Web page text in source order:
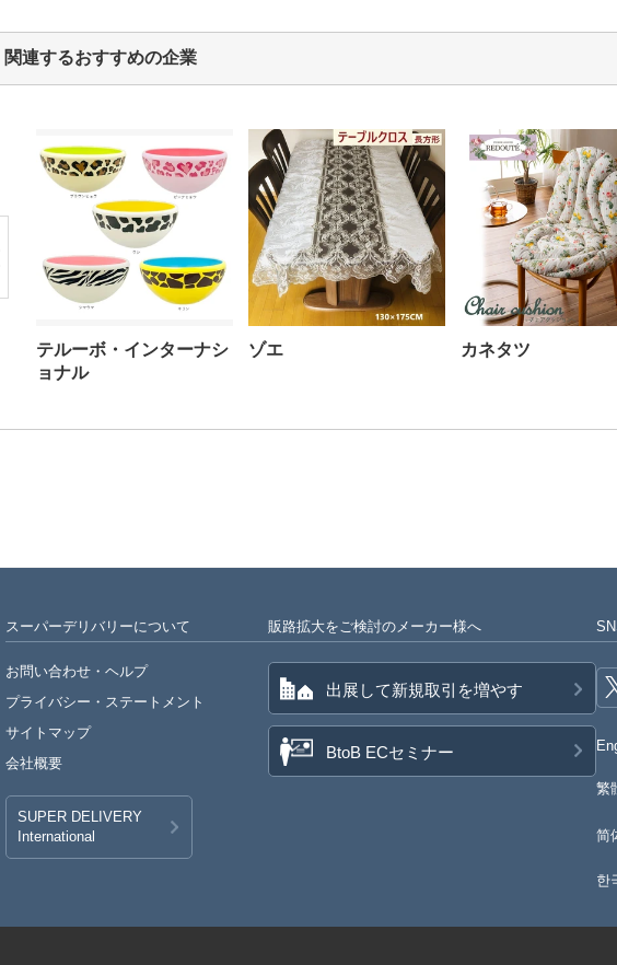
関連するおすすめの企業
テルーボ・インターナシ
ョナル
ゾエ カネタツ
スーパーデリバリーについて
お問い合わせ・ヘルプ
プライバシー・ ステートメント
サイトマップ
会社概要
SUPER DELIVERY
International
販路拡大をご検討のメーカー様へ
出展して新規取引を増やす
BtoB ECセミナー
繁
简
한